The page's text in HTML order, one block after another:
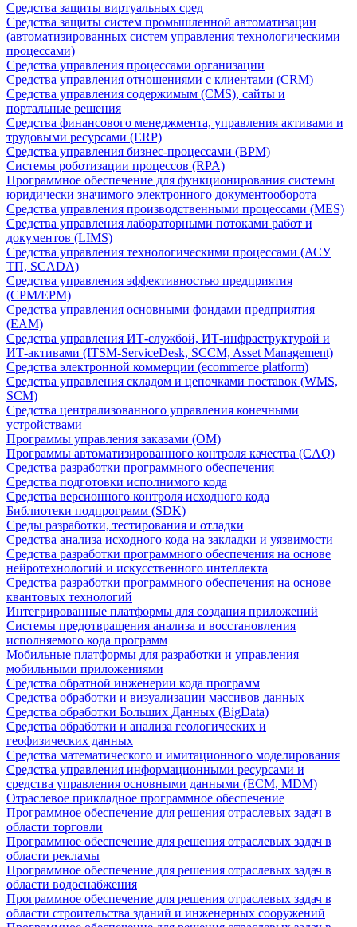
Средства защиты виртуальных сред
Средства защиты систем промышленной автоматизации
(автоматизированных систем управления технологическими
процессами)
Средства управления процессами организации
Средства управления отношениями с клиентами (CRM)
Средства управления содержимым (CMS), сайты и
портальные решения
Средства финансового менеджмента, управления активами и
трудовыми ресурсами (ERP)
Средства управления бизнес-процессами (BPM)
Системы роботизации процессов (RPA)
Программное обеспечение для функционирования системы
юридически значимого электронного документооборота
Средства управления производственными процессами (MES)
Средства управления лабораторными потоками работ и
документов (LIMS)
Средства управления технологическими процессами (АСУ
ТП, SCADA)
Средства управления эффективностью предприятия
(CPM/EPM)
Средства управления основными фондами предприятия
(EAM)
Средства управления ИТ-службой, ИТ-инфраструктурой и
ИТ-активами (ITSM-ServiceDesk, SCCM, Asset Management)
Средства электронной коммерции (ecommerce platform)
Средства управления складом и цепочками поставок (WMS,
SCM)
Средства централизованного управления конечными
устройствами
Программы управления заказами (OM)
Программы автоматизированного контроля качества (CAQ)
Средства разработки программного обеспечения
Средства подготовки исполнимого кода
Средства версионного контроля исходного кода
Библиотеки подпрограмм (SDK)
Среды разработки, тестирования и отладки
Средства анализа исходного кода на закладки и уязвимости
Средства разработки программного обеспечения на основе
нейротехнологий и искусственного интеллекта
Средства разработки программного обеспечения на основе
квантовых технологий
Интегрированные платформы для создания приложений
Системы предотвращения анализа и восстановления
исполняемого кода программ
Мобильные платформы для разработки и управления
мобильными приложениями
Средства обратной инженерии кода программ
Средства обработки и визуализации массивов данных
Средства обработки Больших Данных (BigData)
Средства обработки и анализа геологических и
геофизических данных
Средства математического и имитационного моделирования
Средства управления информационными ресурсами и
средства управления основными данными (ECM, MDM)
Отраслевое прикладное программное обеспечение
Программное обеспечение для решения отраслевых задач в
области торговли
Программное обеспечение для решения отраслевых задач в
области рекламы
Программное обеспечение для решения отраслевых задач в
области водоснабжения
Программное обеспечение для решения отраслевых задач в
области строительства зданий и инженерных сооружений